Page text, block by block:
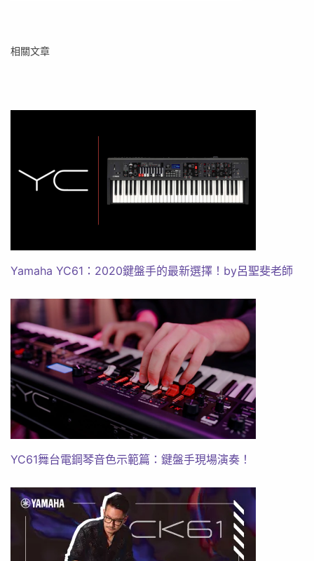
相關文章
Yamaha YC61：2020鍵盤手的最新選擇！by呂聖斐老師
YC61舞台電鋼琴音色示範篇：鍵盤手現場演奏！